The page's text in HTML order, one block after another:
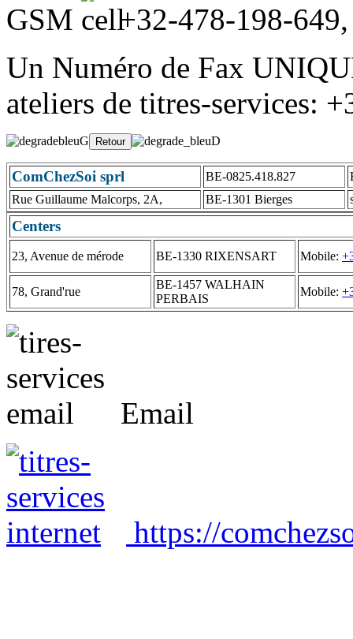
GSM
+32-478-198-649
Un Numéro de Fax
ateliers de titres-services:
ComChezSoi sprl BE-0825.418.827
Rue Guillaume Malcorps, 2A,
BE-1301 Bierges
Centers
23, Avenue de mérode BE-1330 RIXENSART Mobile:
78, Grand'rue
BE-1457 WALHAIN
PERBAIS
Mobile:
Email
https://